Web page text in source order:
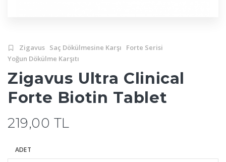
Zigavus Saç Dökülmesine Karşı
Forte Serisi
Yoğun Dökülme Karşıtı
Zigavus Ultra Clinical
Forte Biotin Tablet
219,00 TL
ADET